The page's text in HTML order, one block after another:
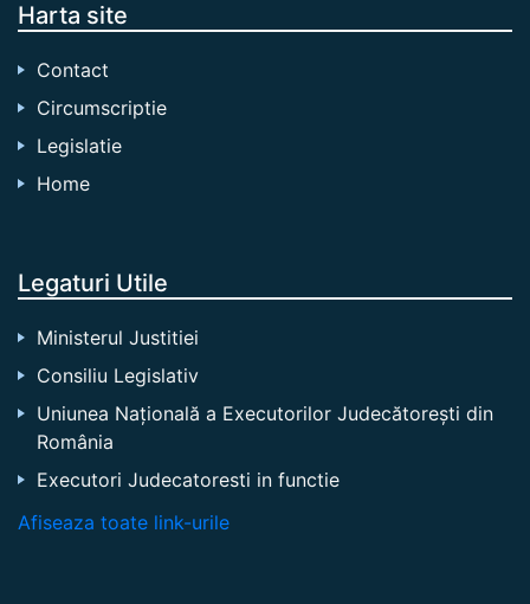
Harta site
Contact
Circumscriptie
Legislatie
Home
Legaturi Utile
Ministerul Justitiei
Consiliu Legislativ
Uniunea Națională a Executorilor Judecătorești din
România
Executori Judecatoresti in functie
Afiseaza toate link-urile